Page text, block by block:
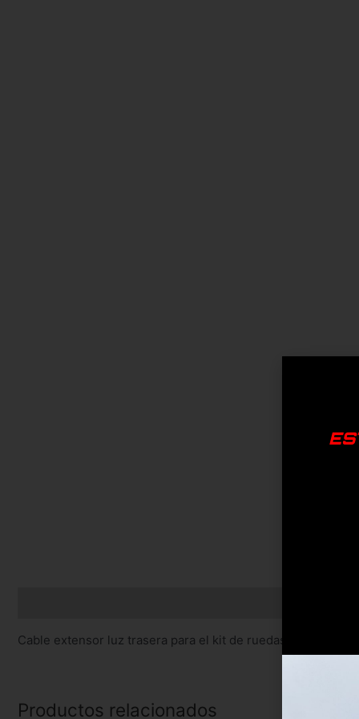
Cable extensor luz trasera para el kit de ruedas de 10
Productos relacionados